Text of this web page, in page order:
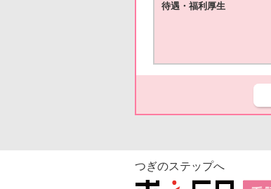
待遇・福利厚生
つぎのステップへ